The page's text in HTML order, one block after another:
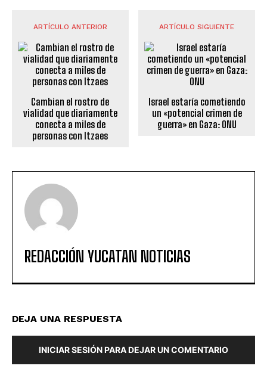
ARTÍCULO ANTERIOR
Cambian el rostro de
vialidad que diariamente
conecta a miles de
personas con Itzaes
ARTÍCULO SIGUIENTE
Israel estaría cometiendo
un «potencial crimen de
guerra» en Gaza: ONU
REDACCIÓN YUCATAN NOTICIAS
DEJA UNA RESPUESTA
INICIAR SESIÓN PARA DEJAR UN COMENTARIO